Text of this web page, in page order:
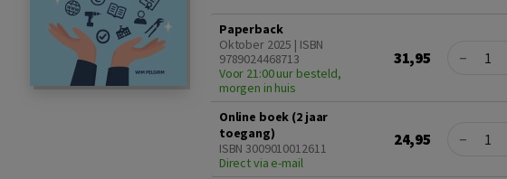
Paperback
Oktober 2025 | ISBN
9789024468713
Voor 21:00 uur besteld,
morgen in huis
31,95 Quantity
−
Online boek (2 jaar
toegang)
ISBN 3009010012611
Direct via e-mail
24,95 Quantity
−